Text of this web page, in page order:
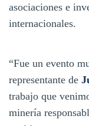
asociaciones e
internacionales.
“Fue un evento
representante de
trabajo que
minería